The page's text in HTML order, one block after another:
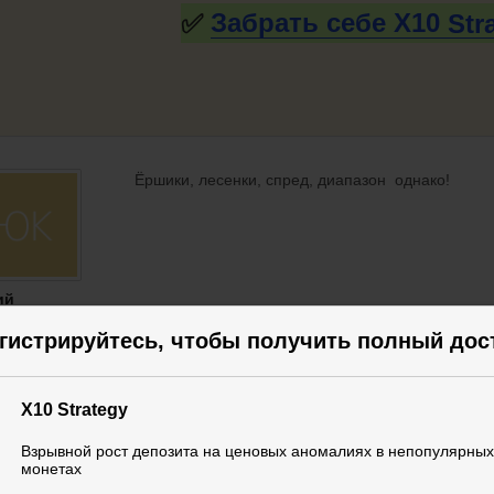
чтобы получить полный
X10 Strategy
Взрывной рост депозита на ценовых аномалиях в
монетах
✅ Забрать себе X10
Ёршики, лесенки, спред, диапазон однако!
Юрий, и это не полный спектр